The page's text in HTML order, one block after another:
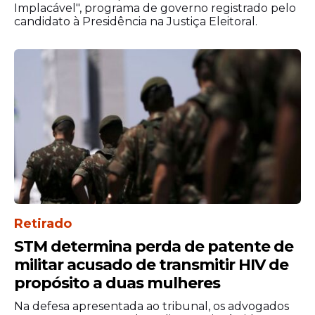
Em 16 de junho, a Primeira Turma do
Supremo Tribunal Federal ( STF ) condenou
o irmão de Flávio, Eduardo Bolsonaro, por
coação no curso do processo. De forma
unânime, os ministros avaliaram que o ex-
deputado atuou para estimular sanções
brasileiras para criar um ambiente de
pressão e intimidação sobre os integrantes
da Corte.
Implacável", programa de governo registrado pelo
candidato à Presidência na Justiça Eleitoral.
Retirado
STM determina perda de patente de
militar acusado de transmitir HIV de
propósito a duas mulheres
Na defesa apresentada ao tribunal, os advogados